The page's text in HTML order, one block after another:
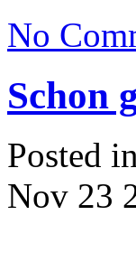
No
Schon
Posted in
Nov 23